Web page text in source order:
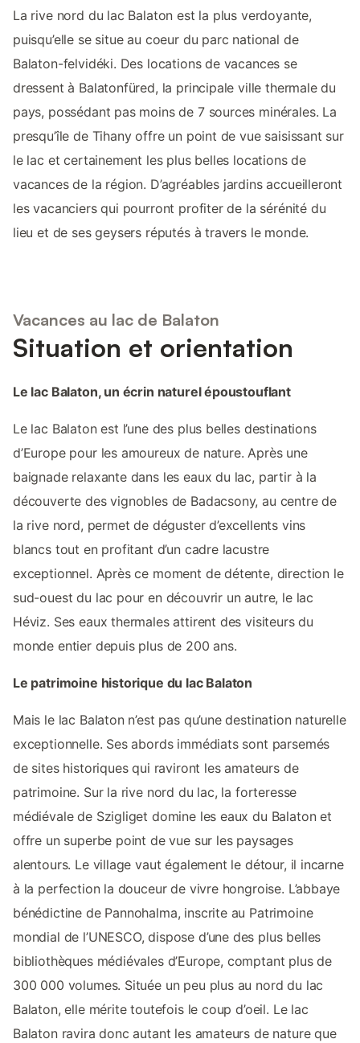
La rive nord du lac Balaton est la plus verdoyante,
puisqu’elle se situe au coeur du parc national de
Balaton-felvidéki. Des locations de vacances se
dressent à Balatonfüred, la principale ville thermale du
pays, possédant pas moins de 7 sources minérales. La
presqu’île de Tihany offre un point de vue saisissant sur
le lac et certainement les plus belles locations de
vacances de la région. D’agréables jardins accueilleront
les vacanciers qui pourront profiter de la sérénité du
lieu et de ses geysers réputés à travers le monde.
Vacances au lac de Balaton
Situation et orientation
Le lac Balaton, un écrin naturel époustouflant
Le lac Balaton est l’une des plus belles destinations
d’Europe pour les amoureux de nature. Après une
baignade relaxante dans les eaux du lac, partir à la
découverte des vignobles de Badacsony, au centre de
la rive nord, permet de déguster d’excellents vins
blancs tout en profitant d’un cadre lacustre
exceptionnel. Après ce moment de détente, direction le
sud-ouest du lac pour en découvrir un autre, le lac
Héviz. Ses eaux thermales attirent des visiteurs du
monde entier depuis plus de 200 ans.
Le patrimoine historique du lac Balaton
Mais le lac Balaton n’est pas qu’une destination naturelle
exceptionnelle. Ses abords immédiats sont parsemés
de sites historiques qui raviront les amateurs de
patrimoine. Sur la rive nord du lac, la forteresse
médiévale de Szigliget domine les eaux du Balaton et
offre un superbe point de vue sur les paysages
alentours. Le village vaut également le détour, il incarne
à la perfection la douceur de vivre hongroise. L’abbaye
bénédictine de Pannohalma, inscrite au Patrimoine
mondial de l’UNESCO, dispose d’une des plus belles
bibliothèques médiévales d’Europe, comptant plus de
300 000 volumes. Située un peu plus au nord du lac
Balaton, elle mérite toutefois le coup d’oeil. Le lac
Balaton ravira donc autant les amateurs de nature que